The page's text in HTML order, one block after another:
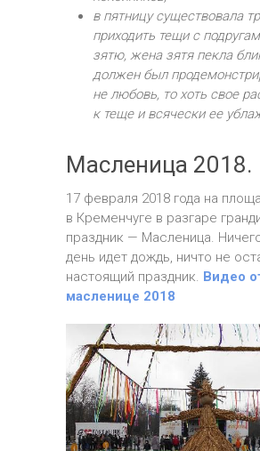
в пятницу существовала
приходить тещи с
зятю, жена зятя пекла
должен был
не любовь, то хоть свое
к теще и всячески ее
Масленица 2018.
17 февраля 2018 года на
в Кременчуге в разгаре
праздник — Масленица.
день идет дождь, ничто не
настоящий праздник. Видео
масленице 2018